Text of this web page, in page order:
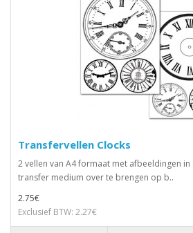
Transfervellen Clocks
2 vellen van A4 formaat met afbeeldingen
transfer medium over te brengen op b..
2.75€
Exclusief BTW: 2.27€